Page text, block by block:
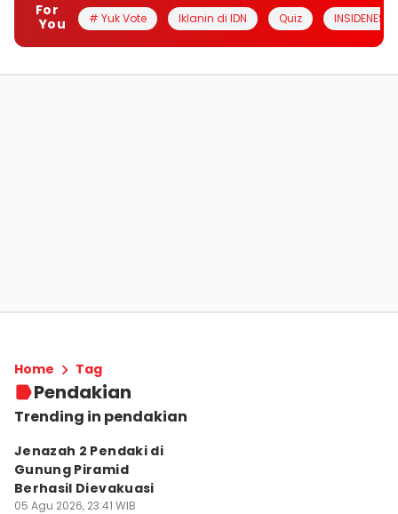
For
You
# Yuk Vote Iklanin di IDN Quiz INSIDENESIA
Home Tag
Pendakian
Trending in pendakian
Jenazah 2 Pendaki di
Gunung Piramid
Berhasil Dievakuasi
05 Agu 2026, 23:41 WIB